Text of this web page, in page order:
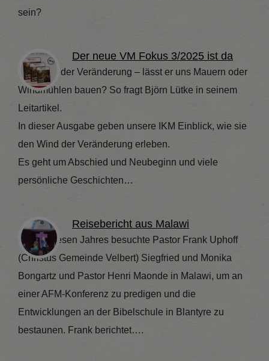
sein?
Der neue VM Fokus 3/2025 ist da
Der Wind der Veränderung – lässt er uns Mauern oder
Windmühlen bauen? So fragt Björn Lütke in seinem
Leitartikel.
In dieser Ausgabe geben unsere IKM Einblick, wie sie
den Wind der Veränderung erleben.
Es geht um Abschied und Neubeginn und viele
persönliche Geschichten…
Reisebericht aus Malawi
Im Mai diesen Jahres besuchte Pastor Frank Uphoff
(Christus Gemeinde Velbert) Siegfried und Monika
Bongartz und Pastor Henri Maonde in Malawi, um an
einer AFM-Konferenz zu predigen und die
Entwicklungen an der Bibelschule in Blantyre zu
bestaunen. Frank berichtet….